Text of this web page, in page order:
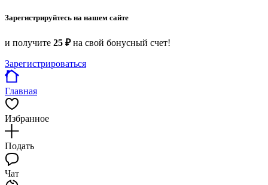
Зарегистрируйтесь на нашем сайте
и получите 25 ₽на свой бонусный счет!
Зарегистрироваться
Главная
Избранное
Подать
Чат